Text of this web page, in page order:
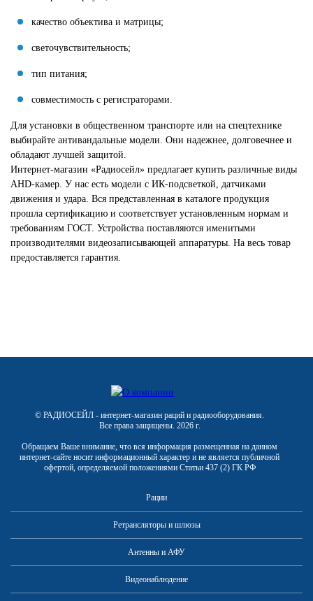
качество объектива и матрицы;
светочувствительность;
тип питания;
совместимость с регистраторами.
Для установки в общественном транспорте или на спецтехнике
выбирайте антивандальные модели. Они надежнее, долговечнее и
обладают лучшей защитой.
Интернет-магазин «Радиосейл» предлагает купить различные виды
AHD-камер. У нас есть модели с ИК-подсветкой, датчиками
движения и удара. Вся представленная в каталоге продукция
прошла сертификацию и соответствует установленным нормам и
требованиям ГОСТ. Устройства поставляются именитыми
производителями видеозаписывающей аппаратуры. На весь товар
предоставляется гарантия.
© РАДИОСЕЙЛ - интернет-магазин раций и радиооборудования.
Все права защищены. 2026 г.
Обращаем Ваше внимание, что вся информация размещенная на данном
интернет-сайте носит информационный характер и не является публичной
офертой, определяемой положениями Статьи 437 (2) ГК РФ
Рации
Ретрансляторы и шлюзы
Антенны и АФУ
Видеонаблюдение